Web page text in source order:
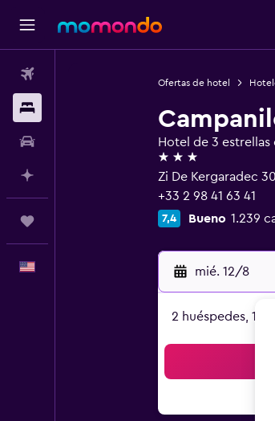
Ofertas de hotel
Hotel de 3 estrellas
3 estrellas
Zi De Kergaradec
+33 2 98 41 63 41
7,4 Bueno 1.239
mié. 12/8
2 huéspedes, 1